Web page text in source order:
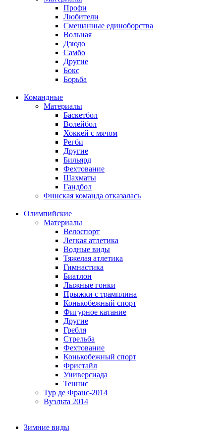
Профи
Любители
Смешанные единоборства
Вольная
Дзюдо
Самбо
Другие
Бокс
Борьба
Командные
Материалы
Баскетбол
Волейбол
Хоккей с мячом
Регби
Другие
Бильярд
Фехтование
Шахматы
Гандбол
Финская команда отказалась
Олимпийские
Материалы
Велоспорт
Легкая атлетика
Водные виды
Тяжелая атлетика
Гимнастика
Биатлон
Лыжные гонки
Прыжки с трамплина
Конькобежный спорт
Фигурное катание
Другие
Гребля
Стрельба
Фехтование
Конькобежный спорт
Фристайл
Универсиада
Теннис
Тур де Франс-2014
Вуэльта 2014
Зимние виды